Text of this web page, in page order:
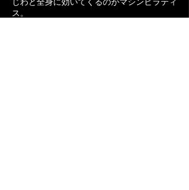
じわと全身に効いてくるのがマシンピラティ
ス。